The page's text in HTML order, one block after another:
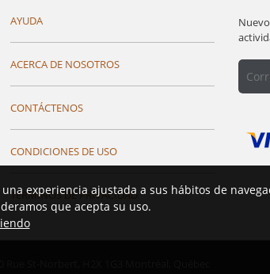
AYUDA
ACERCA DE NOSOTROS
CONTÁCTENOS
CONDICIONES DE USO
TÉRMINOS DE PRIVACIDAD
experiencia ajustada a sus hábitos de
que acepta su uso.